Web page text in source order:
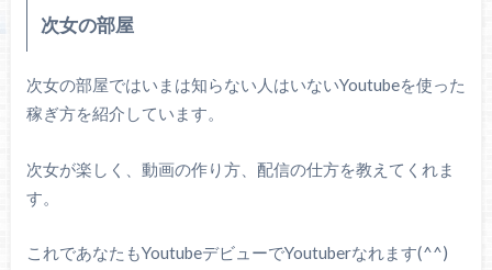
次女の部屋
次女の部屋ではいまは知らない人はいないYoutubeを使った
稼ぎ方を紹介しています。
次女が楽しく、動画の作り方、配信の仕方を教えてくれま
す。
これであなたもYoutubeデビューでYoutuberなれます(^^)